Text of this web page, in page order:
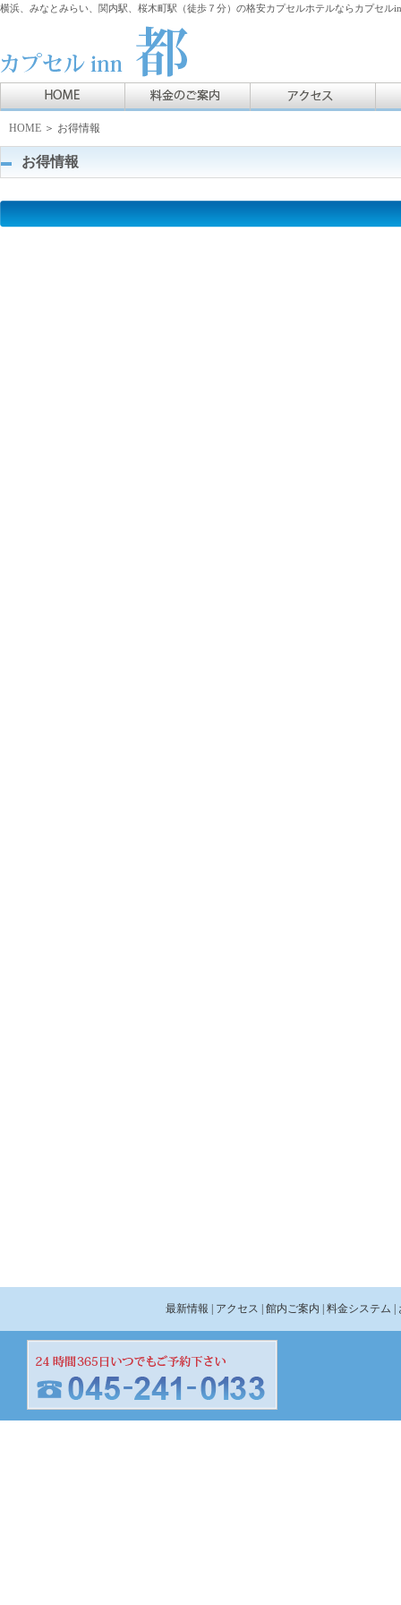
横浜、みなとみらい、関内駅、桜木町駅（徒歩７分）の格安カプセルホテルならカプセル
HOME ＞ お得情報
お得情報
最新情報 | アクセス | 館内ご案内 | 料金システム